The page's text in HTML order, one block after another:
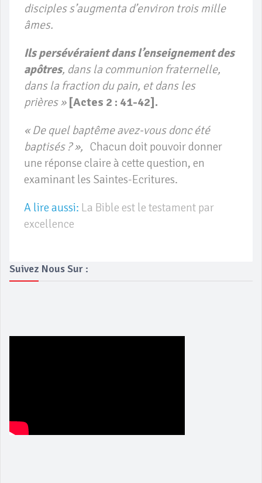
disciples s’augmenta d’environ trois mille
âmes.
Ils persévéraient dans l’enseignement des
apôtres, dans la communion fraternelle,
dans la fraction du pain, et dans les
prières »[Actes 2 : 41-42].
« De quel baptême avez-vous donc été
baptisés ? », Chacun doit pouvoir donner
une réponse claire à cette question, en
examinant les Saintes-Ecritures.
A lire aussi: La Bible est le testament par
excellence
Suivez Nous Sur :